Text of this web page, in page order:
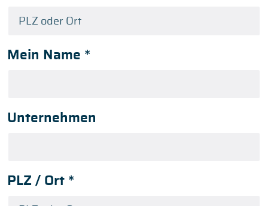
Mein Name *
Unternehmen
PLZ / Ort *